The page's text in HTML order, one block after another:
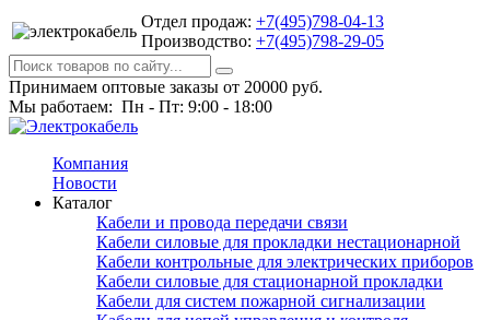
Отдел продаж: +7(495)798-04-13
Производство: +7(495)798-29-05
Принимаем оптовые заказы от 20000 руб.
Мы работаем: Пн - Пт: 9:00 - 18:00
Компания
Новости
Каталог
Кабели и провода передачи связи
Кабели силовые для прокладки нестационарной
Кабели контрольные для электрических приборов
Кабели силовые для стационарной прокладки
Кабели для систем пожарной сигнализации